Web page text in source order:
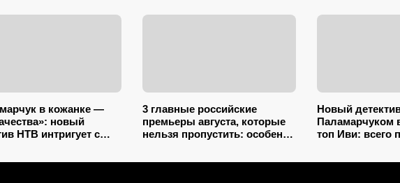
в кожанке —
новый
НТВ интригует с
3 главные российские
премьеры августа, которые
нельзя пропустить: особенно
Новый
Паламарчуком
топ Иви: всего